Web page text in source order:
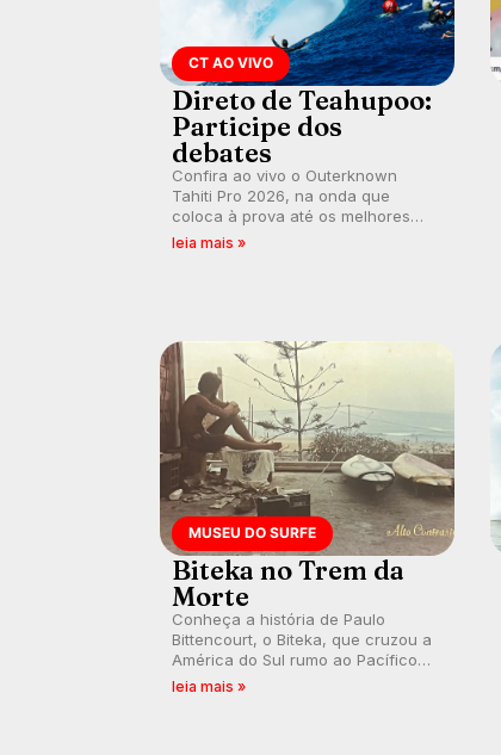
CT AO VIVO
Direto de Teahupoo:
Participe dos
debates
Confira ao vivo o Outerknown
Tahiti Pro 2026, na onda que
coloca à prova até os melhores
surfistas do mundo. Participe dos
leia mais »
MUSEU DO SURFE
Biteka no Trem da
Morte
Conheça a história de Paulo
Bittencourt, o Biteka, que cruzou a
América do Sul rumo ao Pacífico
em uma jornada que se tornou um
leia mais »